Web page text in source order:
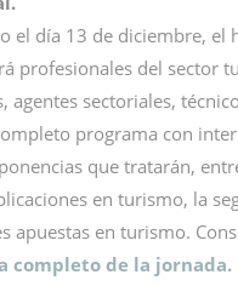
el día 13 de diciembre, el
profesionales del sector
agentes sectoriales,
programa con
que tratarán,
en turismo, la
apuestas en turismo.
completo de la jornada.